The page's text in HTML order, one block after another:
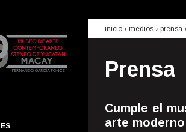
inicio › medios › prensa
Prensa
Cumple el
arte